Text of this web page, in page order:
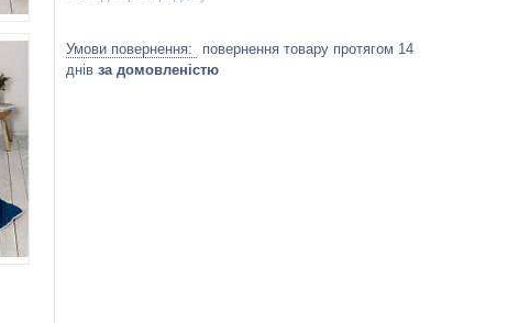
повернення товару протягом 14
днів за домовленістю